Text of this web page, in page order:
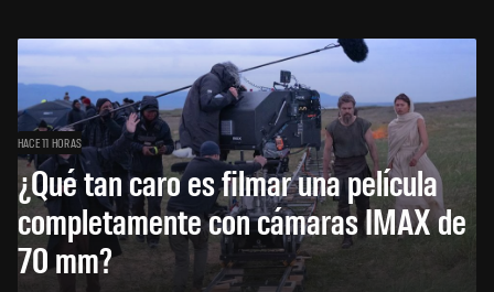
HACE 11 HORAS
¿Qué tan caro es filmar una película
completamente con cámaras IMAX de
70 mm?